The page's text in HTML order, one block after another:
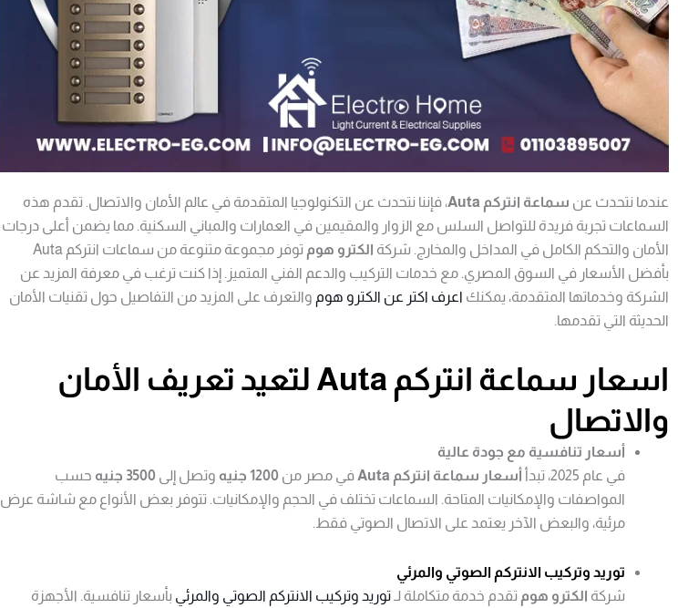
عندما نتحدث عن سماعة انتركم Auta
، فإننا نتحدث عن التكنولوجيا المتقدمة في عالم الأمان والاتصال. تقدم هذه
السماعات تجربة فريدة للتواصل السلس مع الزوار والمقيمين في العمارات والمباني السكنية. مما يضمن أعلى درجات
الأمان والتحكم الكامل في المداخل والمخارج. شركة الكترو هوم
توفر مجموعة متنوعة من سماعات انتركم Auta
بأفضل الأسعار في السوق المصري. مع خدمات التركيب والدعم الفني المتميز. إذا كنت ترغب في معرفة المزيد عن
الشركة وخدماتها المتقدمة، يمكنك اعرف اكتر عن الكترو هوم والتعرف على المزيد من التفاصيل حول تقنيات الأمان
الحديثة التي تقدمها.
اسعار سماعة انتركم Auta لتعيد تعريف الأمان
والاتصال
أسعار تنافسية مع جودة عالية
في عام 2025، تبدأ
أسعار سماعة انتركم Auta في مصر من 1200 جنيه وتصل إلى 3500 جنيه
حسب
المواصفات والإمكانيات المتاحة. السماعات تختلف في الحجم والإمكانيات. تتوفر بعض الأنواع مع شاشة عرض
مرئية، والبعض الآخر يعتمد على الاتصال الصوتي فقط.
توريد وتركيب الانتركم الصوتي والمرئي
شركة الكترو هوم تقدم خدمة متكاملة لـ توريد وتركيب الانتركم الصوتي والمرئي بأسعار تنافسية. الأجهزة